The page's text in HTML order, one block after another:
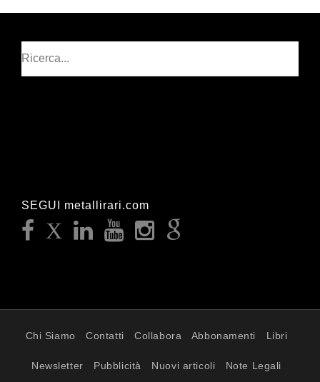
SEGUI metallirari.com
Chi Siamo Contatti Collabora Abbonamenti Libri
Newsletter Pubblicità Nuovi articoli Note Legali